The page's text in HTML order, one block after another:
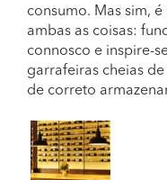
consumo. Mas sim,
ambas as coisas:
connosco e inspire-
garrafeiras cheias
de correto